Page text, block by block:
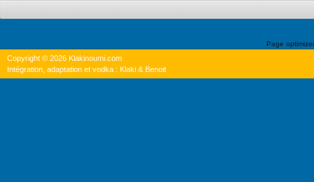
Page
Copyright © 2026 Klakinoumi.com
Intégration, adaptation et vodka : Klaki & Benoit